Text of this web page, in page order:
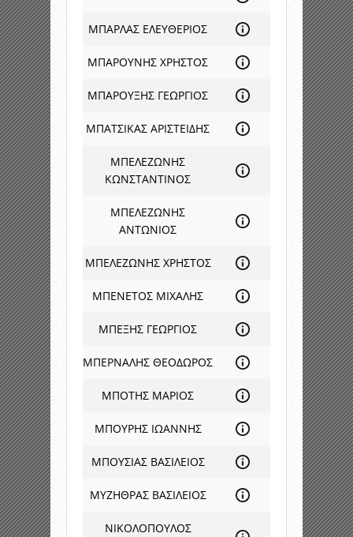
ΜΠΑΡΛΑΣ ΕΛΕΥΘΕΡΙΟΣ
ΜΠΑΡΟΥΝΗΣ ΧΡΗΣΤΟΣ
ΜΠΑΡΟΥΞΗΣ ΓΕΩΡΓΙΟΣ
ΜΠΑΤΣΙΚΑΣ ΑΡΙΣΤΕΙΔΗΣ
ΜΠΕΛΕΖΩΝΗΣ
ΚΩΝΣΤΑΝΤΙΝΟΣ
ΜΠΕΛΕΖΩΝΗΣ
ΑΝΤΩΝΙΟΣ
ΜΠΕΛΕΖΩΝΗΣ ΧΡΗΣΤΟΣ
ΜΠΕΝΕΤΟΣ ΜΙΧΑΛΗΣ
ΜΠΕΞΗΣ ΓΕΩΡΓΙΟΣ
ΜΠΕΡΝΑΛΗΣ ΘΕΟΔΩΡΟΣ
ΜΠΟΤΗΣ ΜΑΡΙΟΣ
ΜΠΟΥΡΗΣ ΙΩΑΝΝΗΣ
ΜΠΟΥΣΙΑΣ ΒΑΣΙΛΕΙΟΣ
ΜΥΖΗΘΡΑΣ ΒΑΣΙΛΕΙΟΣ
ΝΙΚΟΛΟΠΟΥΛΟΣ